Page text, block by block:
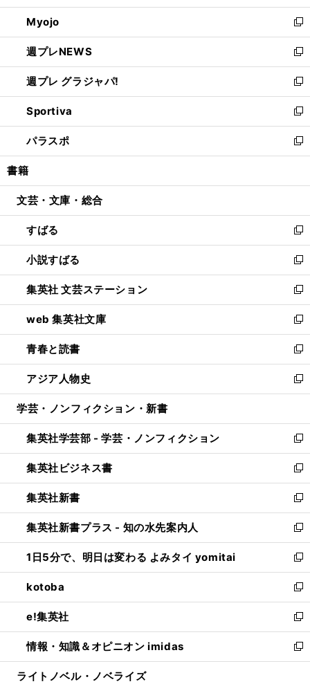
開
く
ウ
で
開
く
ン
ド
ウ
で
開
く
ウ
ィ
ン
ド
ウ
で
開
く
Myojo
新
し
い
ウ
ィ
ン
ド
ウ
で
開
週プレNEWS
新
し
い
ウ
ィ
ン
ド
ウ
開
週プレ グラジャパ!
新
し
い
ウ
ィ
ン
ウ
開
く
Sportiva
新
し
い
ウ
ン
ウ
で
開
く
パラスポ
新
し
ウ
ン
ド
ウ
で
開
く
書籍
文芸・文庫・総合
すばる
新
し
い
ウ
ィ
ン
ド
ウ
で
開
く
小説すばる
新
し
い
ウ
ィ
ン
ド
ウ
で
開
集英社 文芸ステーション
新
し
い
ウ
ィ
ン
ド
ウ
開
く
web 集英社文庫
新
し
い
ウ
ィ
ン
ウ
で
開
く
青春と読書
新
し
い
ウ
ン
ド
ウ
で
開
く
アジア人物史
新
し
ウ
ィ
ン
ド
ウ
で
開
く
学芸・ノンフィクション・新書
集英社学芸部 - 学芸・ノンフィクション
新
し
い
ウ
ィ
ン
ド
ウ
で
開
く
集英社ビジネス書
新
し
い
ウ
ィ
ン
ド
ウ
で
開
く
集英社新書
新
し
い
ウ
ィ
ン
ド
ウ
で
開
く
集英社新書プラス - 知の水先案内人
新
し
い
ウ
ィ
ン
ド
ウ
で
開
1日5分で、明日は変わる よみタイ yomitai
新
し
い
ウ
ィ
ン
ド
ウ
kotoba
新
し
い
ウ
ィ
ン
e!集英社
新
し
い
ウ
情報・知識＆オピニオン imidas
新
し
ライトノベル・ノベライズ